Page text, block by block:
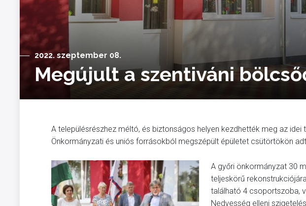
2022. szeptember 08.
Megújult a szentiváni
A településrészhez méltó, és biztonságos helyen kezdhették meg az idei
Önkormányzati és uniós forrásokból megszépült épületet csütörtökön
A győri önkormányzat 30
teljeskörű
található 4 csoportszoba,
Nedvesség elleni